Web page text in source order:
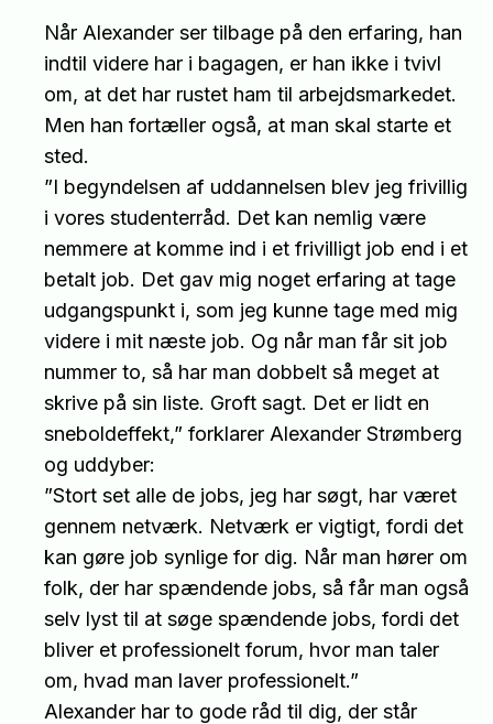
Når Alexander ser tilbage på den erfaring, han
indtil videre har i bagagen, er han ikke i tvivl
om, at det har rustet ham til arbejdsmarkedet.
Men han fortæller også, at man skal starte et
sted.
”I begyndelsen af uddannelsen blev jeg frivillig
i vores studenterråd. Det kan nemlig være
nemmere at komme ind i et frivilligt job end i et
betalt job. Det gav mig noget erfaring at tage
udgangspunkt i, som jeg kunne tage med mig
videre i mit næste job. Og når man får sit job
nummer to, så har man dobbelt så meget at
skrive på sin liste. Groft sagt. Det er lidt en
sneboldeffekt,” forklarer Alexander Strømberg
og uddyber:
”Stort set alle de jobs, jeg har søgt, har været
gennem netværk. Netværk er vigtigt, fordi det
kan gøre job synlige for dig. Når man hører om
folk, der har spændende jobs, så får man også
selv lyst til at søge spændende jobs, fordi det
bliver et professionelt forum, hvor man taler
om, hvad man laver professionelt.”
Alexander har to gode råd til dig, der står